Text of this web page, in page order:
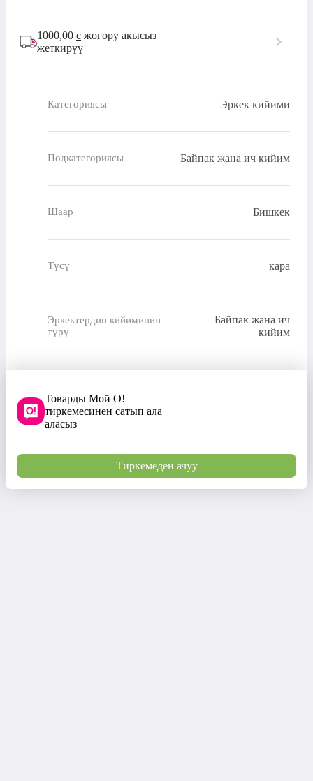
1000,00 с жогору акысыз
жеткирүү
Категориясы Эркек кийими
Подкатегориясы Байпак жана ич кийим
Шаар Бишкек
Түсү кара
Эркектердин кийиминин
түрү
Байпак жана ич
кийим
Товарды Мой О!
тиркемесинен сатып ала
аласыз
Тиркемеден ачуу